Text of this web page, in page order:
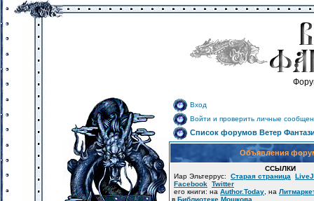
Вход
Войти и проверить личные
Список форумов Ветер
Объявления
ССЫЛКИ
Иар Эльтеррус: Старая страница
Facebook Twitter
его книги: на Author.Today , на
в Библиотеке Мошкова